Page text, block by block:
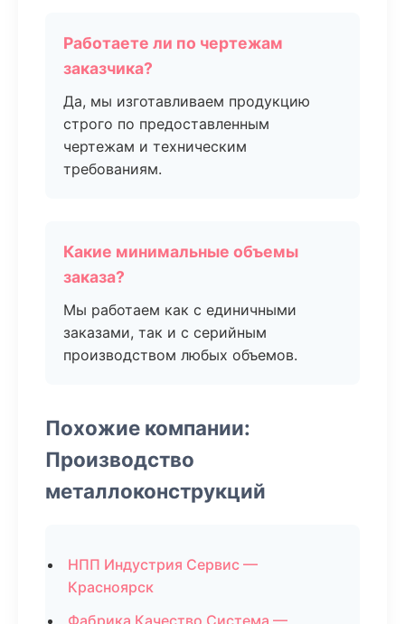
Работаете ли по чертежам
заказчика?
Да, мы изготавливаем продукцию
строго по предоставленным
чертежам и техническим
требованиям.
Какие минимальные объемы
заказа?
Мы работаем как с единичными
заказами, так и с серийным
производством любых объемов.
Похожие компании:
Производство
металлоконструкций
НПП Индустрия Сервис —
Красноярск
Фабрика Качество Система —